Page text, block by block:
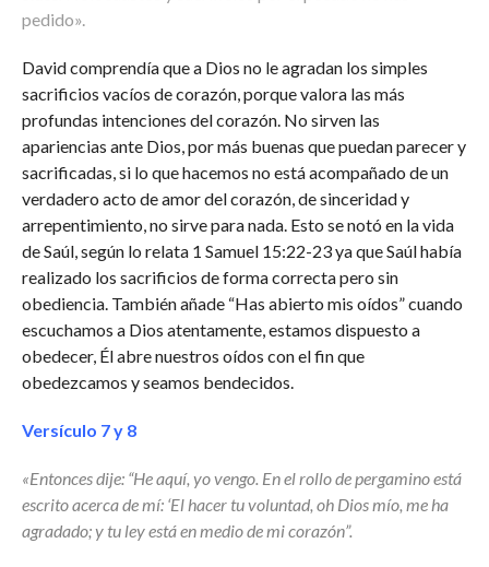
pedido».
David comprendía que a Dios no le agradan los simples
sacrificios vacíos de corazón, porque valora las más
profundas intenciones del corazón. No sirven las
apariencias ante Dios, por más buenas que puedan parecer y
sacrificadas, si lo que hacemos no está acompañado de un
verdadero acto de amor del corazón, de sinceridad y
arrepentimiento, no sirve para nada. Esto se notó en la vida
de Saúl, según lo relata 1 Samuel 15:22-23 ya que Saúl había
realizado los sacrificios de forma correcta pero sin
obediencia. También añade “Has abierto mis oídos” cuando
escuchamos a Dios atentamente, estamos dispuesto a
obedecer, Él abre nuestros oídos con el fin que
obedezcamos y seamos bendecidos.
Versículo 7 y 8
«Entonces dije: “He aquí, yo vengo. En el rollo de pergamino está
escrito acerca de mí: ‘El hacer tu voluntad, oh Dios mío, me ha
agradado; y tu ley está en medio de mi corazón”.